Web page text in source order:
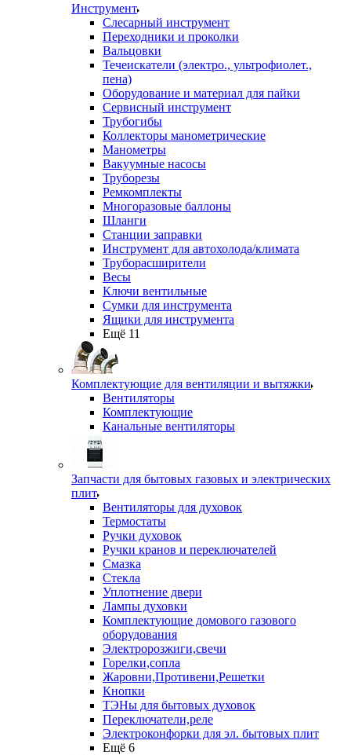
Инструмент
Слесарный инструмент
Переходники и проколки
Вальцовки
Течеискатели (электро., ультрофиолет.,
пена)
Оборудование и материал для пайки
Сервисный инструмент
Трубогибы
Коллекторы манометрические
Манометры
Вакуумные насосы
Труборезы
Ремкомплекты
Многоразовые баллоны
Шланги
Станции заправки
Инструмент для автохолода/климата
Труборасширители
Весы
Ключи вентильные
Сумки для инструмента
Ящики для инструмента
Ещё 11
Комплектующие для вентиляции и вытяжки
Вентиляторы
Комплектующие
Канальные вентиляторы
Запчасти для бытовых газовых и электрических
плит
Вентиляторы для духовок
Термостаты
Ручки духовок
Ручки кранов и переключателей
Смазка
Стекла
Уплотнение двери
Лампы духовки
Комплектующие домового газового
оборудования
Электророзжиги,свечи
Горелки,сопла
Жаровни,Противени,Решетки
Кнопки
ТЭНы для бытовых духовок
Переключатели,реле
Электроконфорки для эл. бытовых плит
Ещё 6